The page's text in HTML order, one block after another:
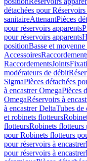
détachées pour
sanitaireAttenantPièces
pour réservoirs apparents
pour réservoirs apparents
positionBasse et
Accessoires
RaccordementsJoints
modérateurs de débit
SigmaPièces détachées
à encastrer OmegaPièces
OmegaRéservoirs à
à encastrer DeltaTubes de
et robinets flotteurs
flotteursRobinets flotteurs
pour Robinets flotteurs
pour réservoirs à encastrer
pour réservoirs à encastrer